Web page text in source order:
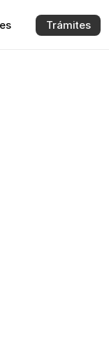
Trámites